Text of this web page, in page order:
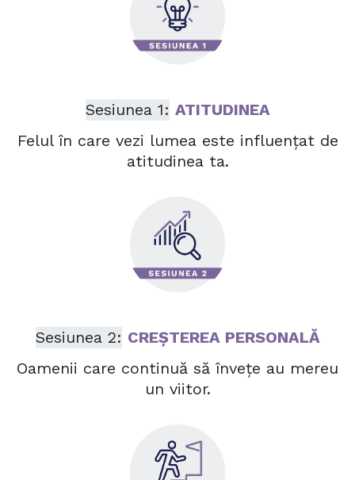
Sesiunea 1: ATITUDINEA
Felul în care vezi lumea este influențat de
atitudinea ta.
Sesiunea 2: CREȘTEREA PERSONALĂ
Oamenii care continuă să învețe au mereu
un viitor.